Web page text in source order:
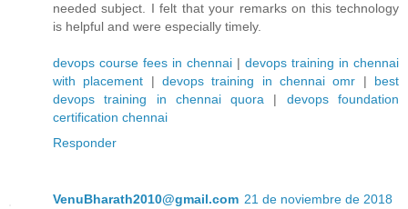
needed subject. I felt that your remarks on this technology
is helpful and were especially timely.
devops course fees in chennai | devops training in chennai
with placement |devops training in chennai omr | best
devops training in chennai quora | devops foundation
certification chennai
Responder
VenuBharath2010@gmail.com 21 de noviembre de 2018